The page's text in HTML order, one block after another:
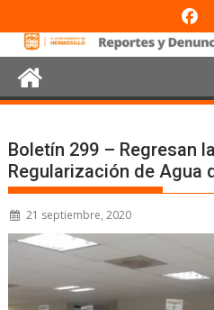
Boletín 299 – Regresan
Regularización de Agua
21 septiembre, 2020